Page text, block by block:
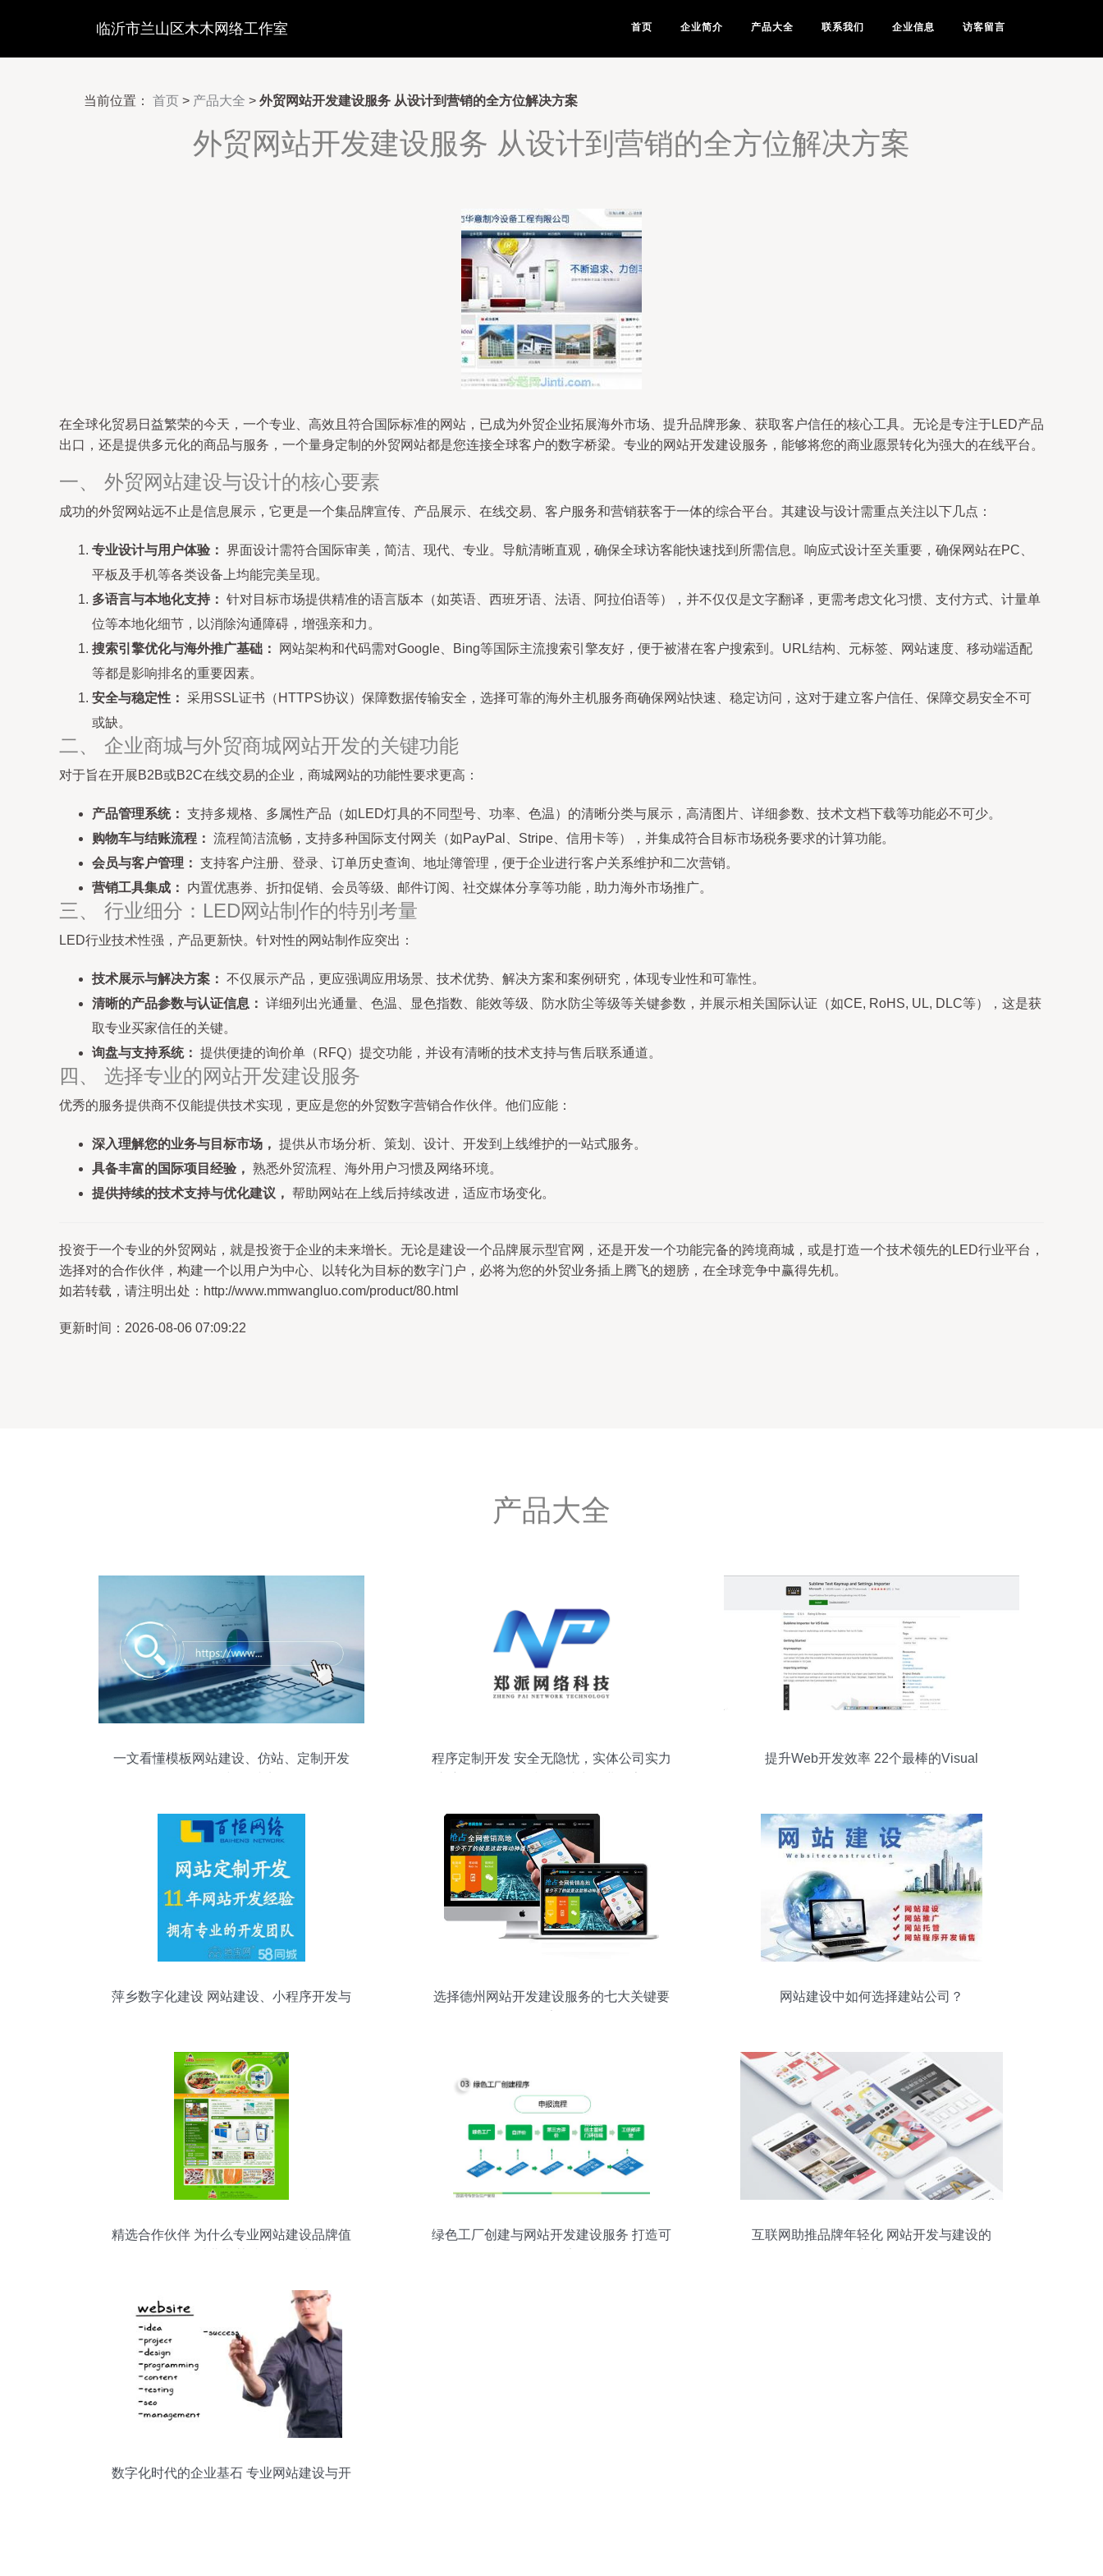
临沂市兰山区木木网络工作室 首页 企业简介 产品大全 联系我们 企业信息 访客留言
当前位置： 首页 > 产品大全 > 外贸网站开发建设服务 从设计到营销的全方位解决方案
外贸网站开发建设服务 从设计到营销的全方位解决方案
在全球化贸易日益繁荣的今天，一个专业、高效且符合国际标准的网站，已成为外贸企业拓展海外市场、提升品牌形象、获取客户信任的核心工具。无论是专注于LED产品
出口，还是提供多元化的商品与服务，一个量身定制的外贸网站都是您连接全球客户的数字桥梁。专业的网站开发建设服务，能够将您的商业愿景转化为强大的在线平台。
一、 外贸网站建设与设计的核心要素
成功的外贸网站远不止是信息展示，它更是一个集品牌宣传、产品展示、在线交易、客户服务和营销获客于一体的综合平台。其建设与设计需重点关注以下几点：
专业设计与用户体验： 界面设计需符合国际审美，简洁、现代、专业。导航清晰直观，确保全球访客能快速找到所需信息。响应式设计至关重要，确保网站在PC、
平板及手机等各类设备上均能完美呈现。
多语言与本地化支持： 针对目标市场提供精准的语言版本（如英语、西班牙语、法语、阿拉伯语等），并不仅仅是文字翻译，更需考虑文化习惯、支付方式、计量单
位等本地化细节，以消除沟通障碍，增强亲和力。
搜索引擎优化与海外推广基础：
网站架构和代码需对Google、Bing等国际主流搜索引擎友好，便于被潜在客户搜索到。URL结构、元标签、网站速度、移动端适配
等都是影响排名的重要因素。
安全与稳定性： 采用SSL证书（HTTPS协议）保障数据传输安全，选择可靠的海外主机服务商确保网站快速、稳定访问，这对于建立客户信任、保障交易安全不可
或缺。
二、 企业商城与外贸商城网站开发的关键功能
对于旨在开展B2B或B2C在线交易的企业，商城网站的功能性要求更高：
产品管理系统： 支持多规格、多属性产品（如LED灯具的不同型号、功率、色温）的清晰分类与展示，高清图片、详细参数、技术文档下载等功能必不可少。
购物车与结账流程： 流程简洁流畅，支持多种国际支付网关（如PayPal、Stripe、信用卡等），并集成符合目标市场税务要求的计算功能。
会员与客户管理： 支持客户注册、登录、订单历史查询、地址簿管理，便于企业进行客户关系维护和二次营销。
营销工具集成：
内置优惠券、折扣促销、会员等级、邮件订阅、社交媒体分享等功能，助力海外市场推广。
三、 行业细分：LED网站制作的特别考量
LED行业技术性强，产品更新快。针对性的网站制作应突出：
技术展示与解决方案： 不仅展示产品，更应强调应用场景、技术优势、解决方案和案例研究，体现专业性和可靠性。
清晰的产品参数与认证信息： 详细列出光通量、色温、显色指数、能效等级、防水防尘等级等关键参数，并展示相关国际认证（如CE, RoHS, UL, DLC等），这是获
取专业买家信任的关键。
询盘与支持系统： 提供便捷的询价单（RFQ）提交功能，并设有清晰的技术支持与售后联系通道。
四、 选择专业的网站开发建设服务
优秀的服务提供商不仅能提供技术实现，更应是您的外贸数字营销合作伙伴。他们应能：
深入理解您的业务与目标市场， 提供从市场分析、策划、设计、开发到上线维护的一站式服务。
具备丰富的国际项目经验， 熟悉外贸流程、海外用户习惯及网络环境。
提供持续的技术支持与优化建议， 帮助网站在上线后持续改进，适应市场变化。
投资于一个专业的外贸网站，就是投资于企业的未来增长。无论是建设一个品牌展示型官网，还是开发一个功能完备的跨境商城，或是打造一个技术领先的LED行业平台，
选择对的合作伙伴，构建一个以用户为中心、以转化为目标的数字门户，必将为您的外贸业务插上腾飞的翅膀，在全球竞争中赢得先机。
如若转载，请注明出处：http://www.mmwangluo.com/product/80.html
更新时间：2026-08-06 07:09:22
产品大全
一文看懂模板网站建设、仿站、定制开发
程序定制开发 安全无隐忧，实体公司实力
提升Web开发效率 22个最棒的Visual
萍乡数字化建设 网站建设、小程序开发与
选择德州网站开发建设服务的七大关键要
网站建设中如何选择建站公司？
精选合作伙伴 为什么专业网站建设品牌值
绿色工厂创建与网站开发建设服务 打造可
互联网助推品牌年轻化 网站开发与建设的
数字化时代的企业基石 专业网站建设与开